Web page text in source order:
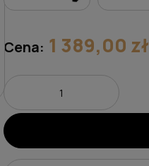
Cena: 1 389,00 zł